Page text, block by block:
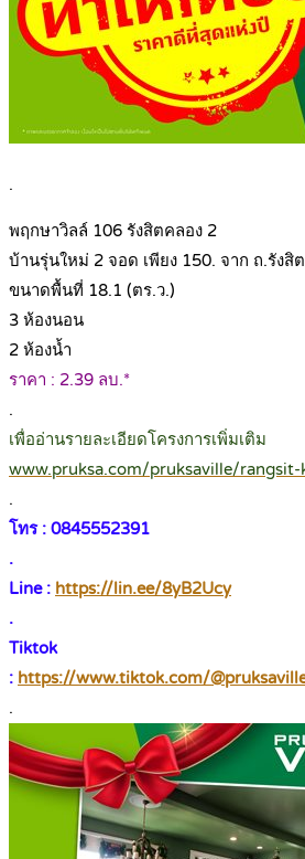
.
พฤกษาวิลล์ 106 รังสิตคลอง 2
บ้านรุ่นใหม่ 2 จอด เพียง 150. จาก ถ.รังสิ
ขนาดพื้นที่ 18.1 (ตร.ว.)
3 ห้องนอน
2 ห้องน้ำ
ราคา : 2.39 ลบ.*
.
เพื่ออ่านรายละเอียดโครงการเพิ่มเติม
www.pruksa.com/pruksaville/rangsit-
.
โทร : 0845552391
.
Line : https://lin.ee/8yB2Ucy
.
Tiktok
: https://www.tiktok.com/
.